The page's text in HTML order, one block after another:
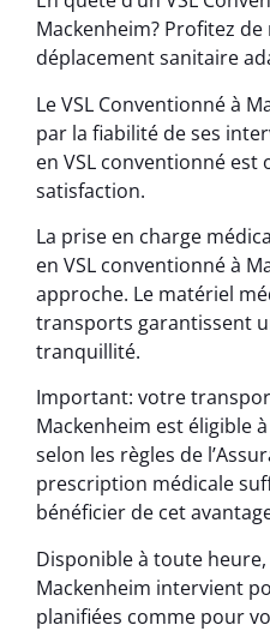
Mackenheim? Profitez
déplacement sanitaire
Le VSL Conventionné à
par la fiabilité de ses
en VSL conventionné est
satisfaction.
La prise en charge
en VSL conventionné à
approche. Le matériel
transports garantissent
tranquillité.
Important: votre
Mackenheim est éligible
selon les règles de
prescription médicale
bénéficier de cet
Disponible à toute heure,
Mackenheim intervient
planifiées comme pour